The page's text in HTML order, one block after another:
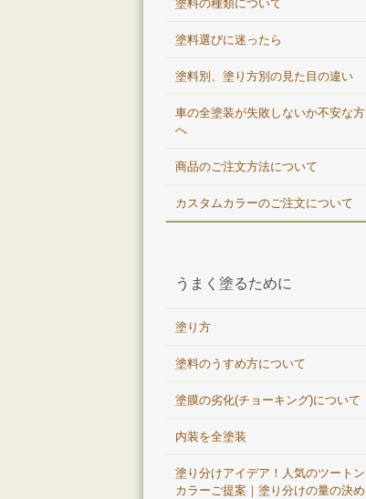
塗料の種類について
塗料選びに迷ったら
塗料別、塗り方別の見た目の違い
車の全塗装が失敗しないか不安な方
へ
商品のご注文方法について
カスタムカラーのご注文について
うまく塗るために
塗り方
塗料のうすめ方について
塗膜の劣化(チョーキング)について
内装を全塗装
塗り分けアイデア！人気のツートン
カラーご提案｜塗り分けの量の決め